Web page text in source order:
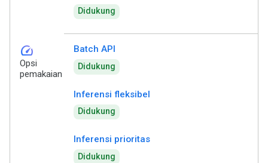
Didukung
speed
Opsi
pemakaian
Batch API
Didukung
Inferensi fleksibel
Didukung
Inferensi prioritas
Didukung